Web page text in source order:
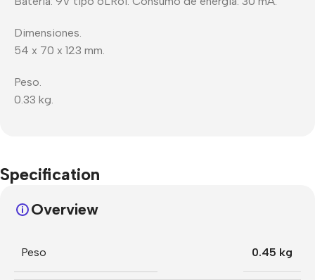
Dimensiones.
54 x 70 x 123 mm.
Peso.
0.33 kg.
Specification
Overview
Peso 0.45 kg